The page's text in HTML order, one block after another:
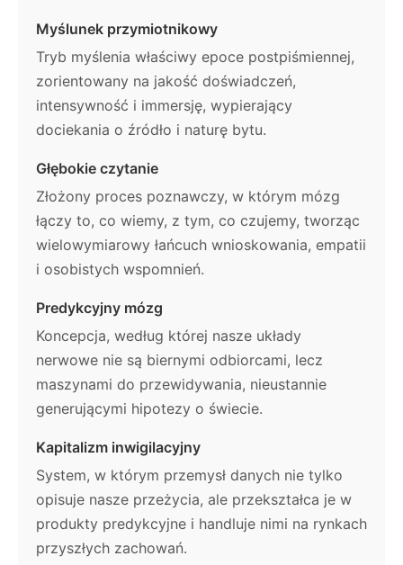
Myślunek przymiotnikowy
Tryb myślenia właściwy epoce postpiśmiennej,
zorientowany na jakość doświadczeń,
intensywność i immersję, wypierający
dociekania o źródło i naturę bytu.
Głębokie czytanie
Złożony proces poznawczy, w którym mózg
łączy to, co wiemy, z tym, co czujemy, tworząc
wielowymiarowy łańcuch wnioskowania, empatii
i osobistych wspomnień.
Predykcyjny mózg
Koncepcja, według której nasze układy
nerwowe nie są biernymi odbiorcami, lecz
maszynami do przewidywania, nieustannie
generującymi hipotezy o świecie.
Kapitalizm inwigilacyjny
System, w którym przemysł danych nie tylko
opisuje nasze przeżycia, ale przekształca je w
produkty predykcyjne i handluje nimi na rynkach
przyszłych zachowań.